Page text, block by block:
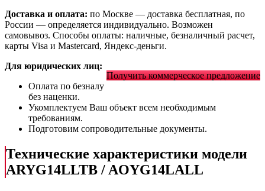
Доставка и оплата: по Москве — доставка бесплатная, по
России — определяется индивидуально. Возможен
самовывоз. Способы оплаты: наличные, безналичный расчет,
карты Visa и Mastercard, Яндекс-деньги.
Получить коммерческое предложение
Для юридических лиц:
Оплата по безналу
без наценки.
Укомплектуем Ваш объект всем необходимым
требованиям.
Подготовим сопроводительные документы.
Технические характеристики модели
ARYG14LLTB / AOYG14LALL